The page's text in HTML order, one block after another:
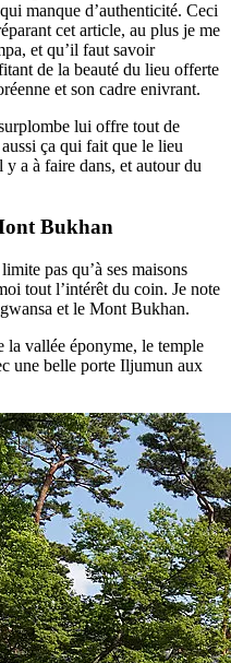
manque d’authenticité. Ceci
cet article, au plus je me
et qu’il faut savoir
de la beauté du lieu offerte
et son cadre enivrant.
lui offre tout de
ça qui fait que le lieu
y a à faire dans, et autour du
Bukhan
pas qu’à ses maisons
tout l’intérêt du coin. Je note
et le Mont Bukhan.
la vallée éponyme, le temple
une belle porte Iljumun aux